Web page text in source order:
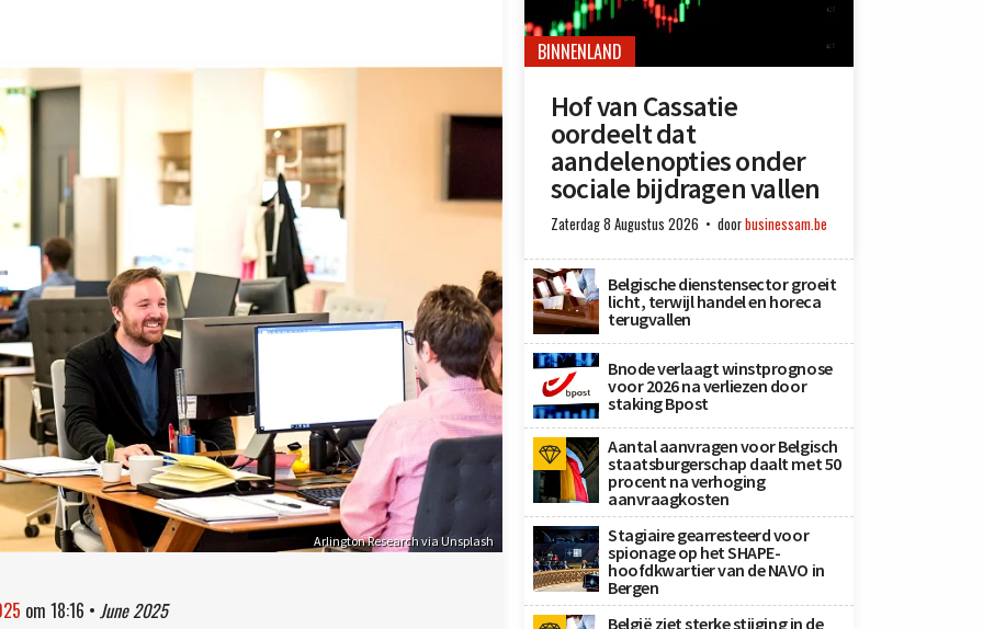
Arlington Research via Unsplash
om 18:16 • June 2025
BINNENLAND
Hof van Cassatie
oordeelt dat
aandelenopties onder
sociale bijdragen vallen
Zaterdag 8 Augustus 2026 doorbusinessam.be
Belgische dienstensector groeit
licht, terwijl handel en horeca
terugvallen
Bnode verlaagt winstprognose
voor 2026 na verliezen door
staking Bpost
Aantal aanvragen voor Belgisch
staatsburgerschap daalt met 50
procent na verhoging
aanvraagkosten
Stagiaire gearresteerd voor
spionage op het SHAPE-
hoofdkwartier van de NAVO in
Bergen
België ziet sterke stijging in de